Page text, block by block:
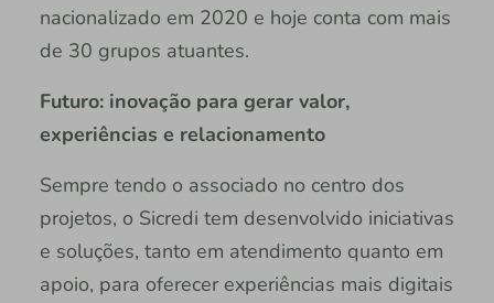
nacionalizado em 2020 e hoje conta com mais
de 30 grupos atuantes.
Futuro: inovação para gerar valor,
experiências e relacionamento
Sempre tendo o associado no centro dos
projetos, o Sicredi tem desenvolvido iniciativas
e soluções, tanto em atendimento quanto em
apoio, para oferecer experiências mais digitais